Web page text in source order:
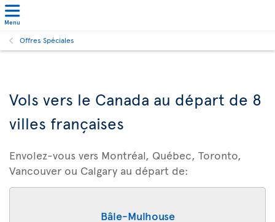
Menu
Offres Spéciales
Vols vers le Canada au départ de 8
villes françaises
Envolez-vous vers Montréal, Québec, Toronto,
Vancouver ou Calgary au départ de:
Bâle-Mulhouse